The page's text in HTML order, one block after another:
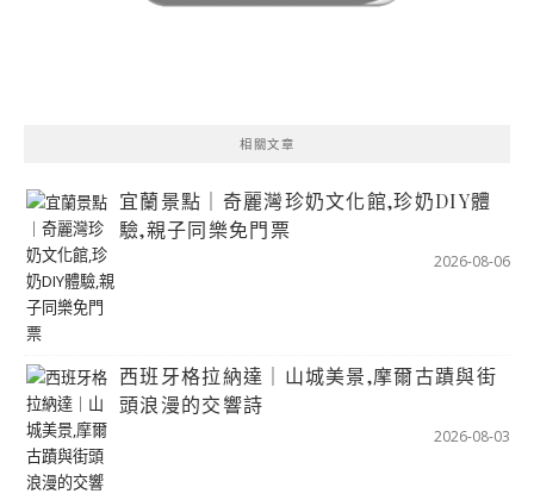
相關文章
宜蘭景點｜奇麗灣珍奶文化館,珍奶DIY體
驗,親子同樂免門票
2026-08-06
西班牙格拉納達｜山城美景,摩爾古蹟與街
頭浪漫的交響詩
2026-08-03